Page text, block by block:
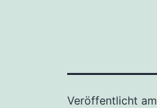
Veröffentlicht am